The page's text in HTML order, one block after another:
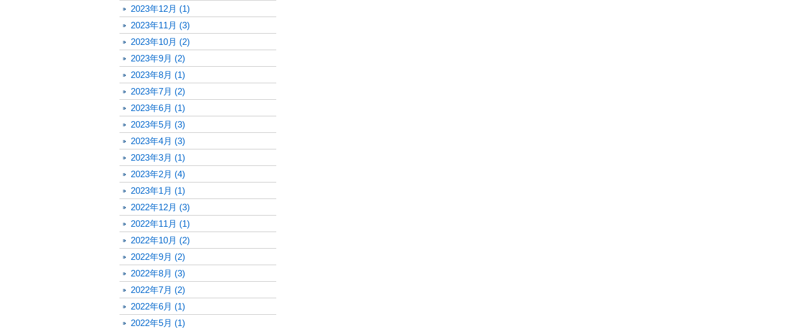
2023年12月 (1)
2023年11月 (3)
2023年10月 (2)
2023年9月 (2)
2023年8月 (1)
2023年7月 (2)
2023年6月 (1)
2023年5月 (3)
2023年4月 (3)
2023年3月 (1)
2023年2月 (4)
2023年1月 (1)
2022年12月 (3)
2022年11月 (1)
2022年10月 (2)
2022年9月 (2)
2022年8月 (3)
2022年7月 (2)
2022年6月 (1)
2022年5月 (1)